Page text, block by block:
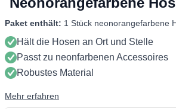
Paket enthält: 1 Stück neonorangefarbene
Hält die Hosen an Ort und Stelle
Passt zu neonfarbenen Accessoires
Robustes Material
Mehr erfahren